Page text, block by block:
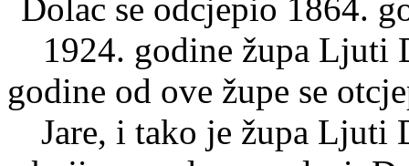
Dolac se odcjepio 1864.
1924. godine župa Ljuti
godine od ove župe se
Jare, i tako je župa Ljuti